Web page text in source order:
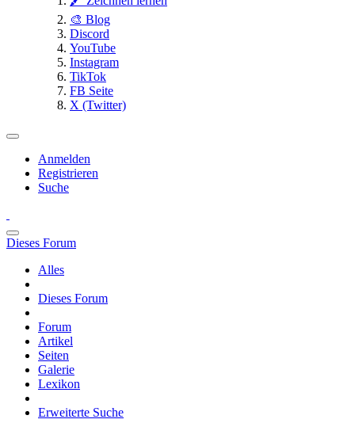
🎨 Blog
Discord
YouTube
Instagram
TikTok
FB Seite
X (Twitter)
Anmelden
Registrieren
Suche
Dieses Forum
Alles
Dieses Forum
Forum
Artikel
Seiten
Galerie
Lexikon
Erweiterte Suche